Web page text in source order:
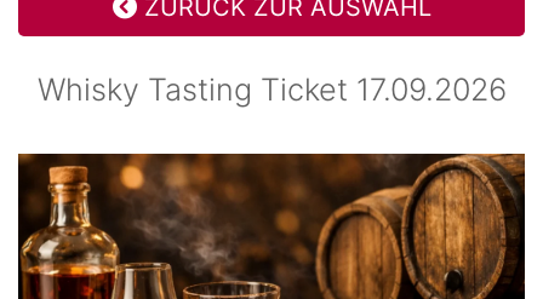
ZURÜCK ZUR AUSWAHL
Whisky Tasting Ticket 17.09.2026